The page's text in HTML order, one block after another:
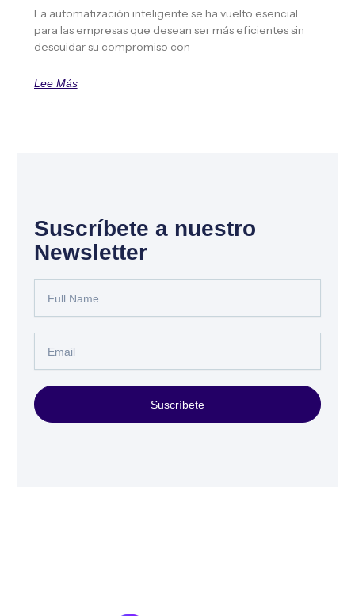
La automatización inteligente se ha vuelto esencial
para las empresas que desean ser más eficientes sin
descuidar su compromiso con
Lee Más
Suscríbete a nuestro
Newsletter
Name
Suscríbete